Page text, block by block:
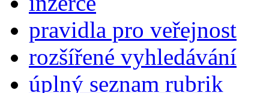
pravidla pro veřejnost
rozšířené vyhledávání
úplný seznam rubrik